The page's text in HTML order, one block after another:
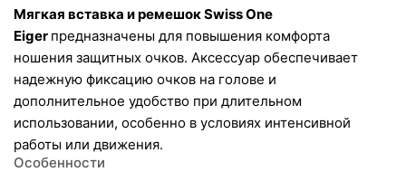
Мягкая вставка и ремешок Swiss One
Eiger предназначены для повышения комфорта
ношения защитных очков. Аксессуар обеспечивает
надежную фиксацию очков на голове и
дополнительное удобство при длительном
использовании, особенно в условиях интенсивной
работы или движения.
Особенности